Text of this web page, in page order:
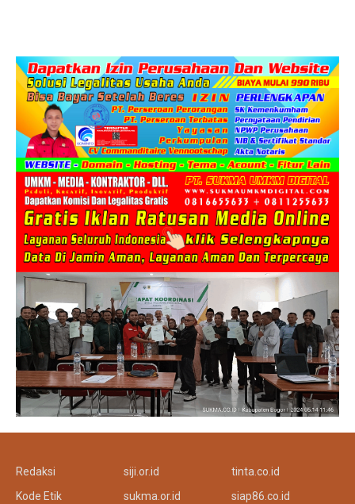
Redaksi
Kode Etik
siji.or.id
sukma.or.id
tinta.co.id
siap86.co.id